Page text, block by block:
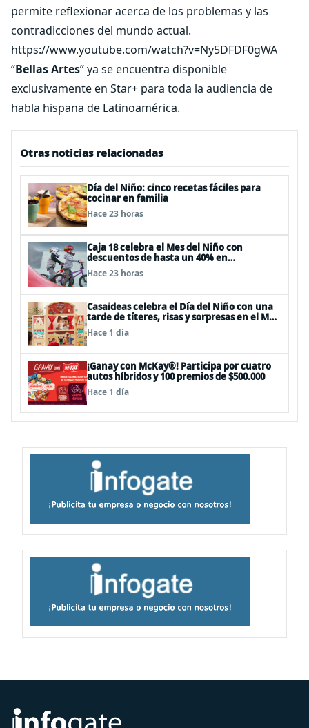
permite reflexionar acerca de los problemas y las
contradicciones del mundo actual.
https://www.youtube.com/watch?v=Ny5DFDF0gWA
“Bellas Artes” ya se encuentra disponible
exclusivamente en Star+ para toda la audiencia de
habla hispana de Latinoamérica.
Otras noticias relacionadas
Día del Niño: cinco recetas fáciles para
cocinar en familia
Hace 23 horas
Caja 18 celebra el Mes del Niño con
descuentos de hasta un 40% en
panoramas, cine, shows y streaming
Hace 23 horas
Casaideas celebra el Día del Niño con una
tarde de títeres, risas y sorpresas en el Mall
Plaza Vespucio
Hace 1 día
¡Ganay con McKay®! Participa por cuatro
autos híbridos y 100 premios de $500.000
Hace 1 día